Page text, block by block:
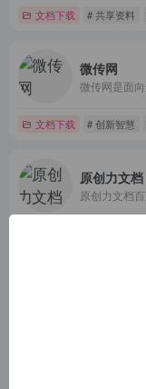
文档下载 # 共享资料
微传网
文档下载 # 创新智慧
原创力文档